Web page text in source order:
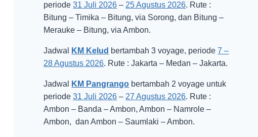
periode31 Juli 2026 – 25 Agustus 2026. Rute :
Bitung – Timika – Bitung, via Sorong, dan Bitung –
Merauke – Bitung, via Ambon.
Jadwal KM Kelud bertambah 3 voyage, periode7 –
28 Agustus 2026. Rute : Jakarta – Medan – Jakarta.
Jadwal KM Pangrango bertambah 2 voyage untuk
periode31 Juli 2026 – 27 Agustus 2026. Rute :
Ambon – Banda – Ambon, Ambon – Namrole –
Ambon, dan Ambon – Saumlaki – Ambon.